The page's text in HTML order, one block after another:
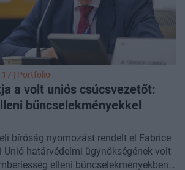
| Portfolio
a volt uniós csúcsvezetőt:
bűncselekményekkel
bíróság nyomozást rendelt el Fabrice
Unió határvédelmi ügynökségének volt
elleni bűncselekményekben